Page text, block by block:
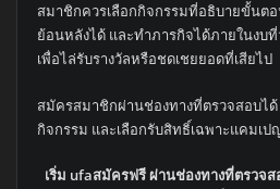
สมาชิกควรเลือกกิจกรรมที่อธิบายขั้นต
ย้อนหลังได้ และทำภารกิจได้ภายในงบที่
เพื่อไล่รับรางวัลหรือชดเชยยอดที่เสียไป
สมัครสมาชิกผ่านช่องทางที่ตรวจสอบไ
กิจกรรม และเลือกรับสิทธิ์เฉพาะแคมเ
เริ่ม ufaสมัครฟรีผ่านช่องทางที่ตรวจส